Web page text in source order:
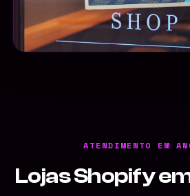
ATENDIMENTO EM
Lojas Shopify